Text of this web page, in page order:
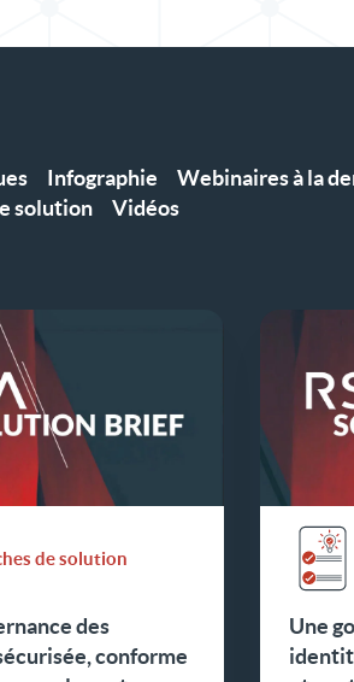
Infographie Webinaires à la
solution
Vidéos
de solution
des
conforme
Une